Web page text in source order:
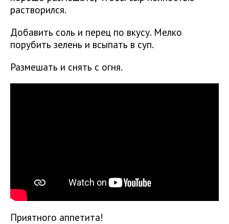
растворился.
Добавить соль и перец по вкусу. Мелко
порубить зелень и всыпать в суп.
Размешать и снять с огня.
Приятного аппетита!